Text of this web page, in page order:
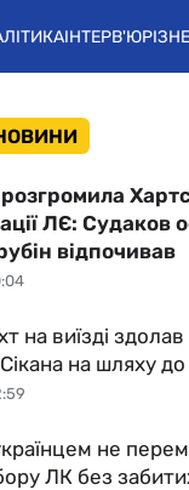
ІНТЕРВ'ЮРІЗНЕ
ЛЄ: Судаков
відпочивав
на виїзді
на шляху
не
ЛК без